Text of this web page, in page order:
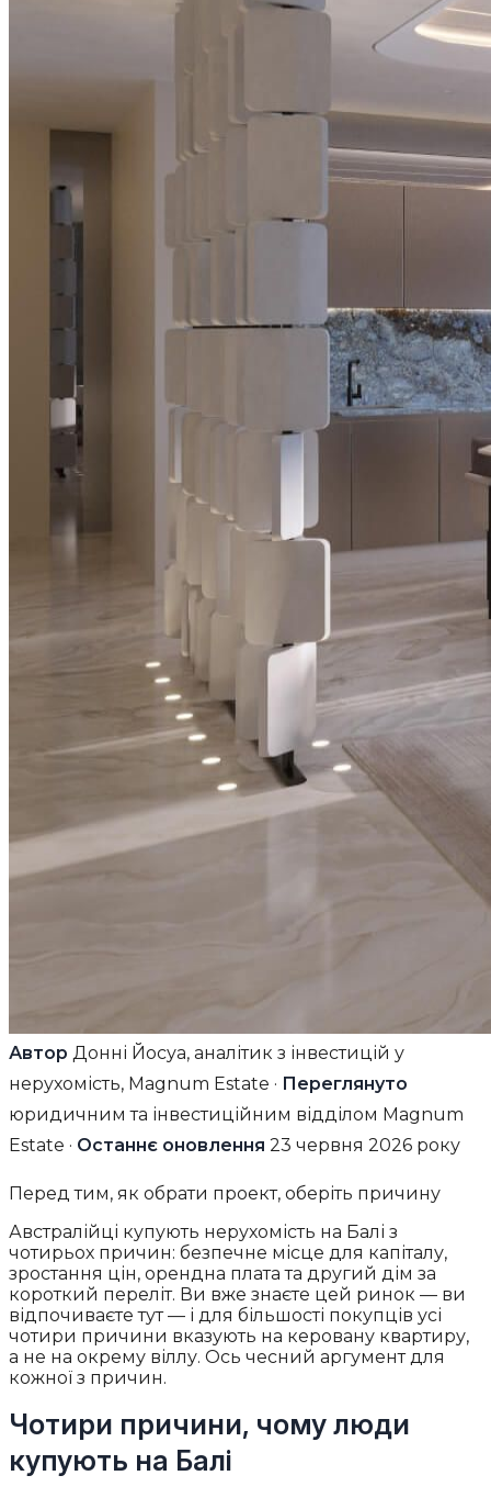
Автор Донні Йосуа, аналітик з інвестицій у
нерухомість, Magnum Estate · Переглянуто
юридичним та інвестиційним відділом Magnum
Estate · Останнє оновлення 23 червня 2026 року
Перед тим, як обрати проект, оберіть причину
Австралійці купують нерухомість на Балі з
чотирьох причин: безпечне місце для капіталу,
зростання цін, орендна плата та другий дім за
короткий переліт. Ви вже знаєте цей ринок — ви
відпочиваєте тут — і для більшості покупців усі
чотири причини вказують на керовану квартиру,
а не на окрему віллу. Ось чесний аргумент для
кожної з причин.
Чотири причини, чому люди
купують на Балі